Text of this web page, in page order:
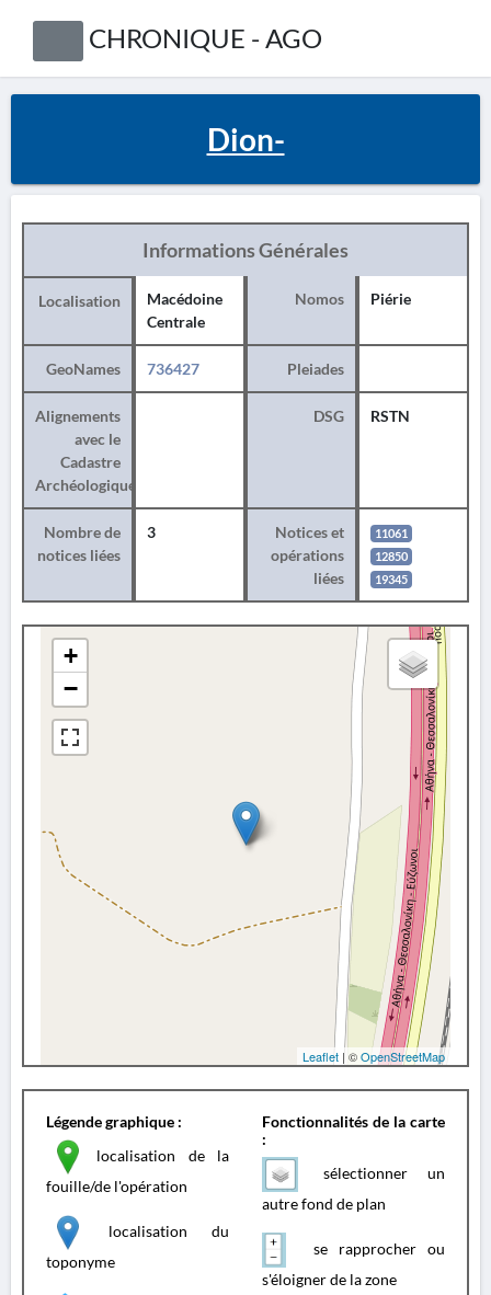
CHRONIQUE - AGO
Dion-
Informations Générales
Localisation
Macédoine
Centrale
Nomos Piérie
GeoNames 736427 Pleiades
Alignements
avec le
Cadastre
Archéologique
DSG RSTN
Nombre de
notices liées
3
Notices et
opérations
liées
11061
12850
19345
+
−
Leaflet | ©OpenStreetMap
Légende graphique :
localisation de la
fouille/de l'opération
localisation du
toponyme
Fonctionnalités de la carte
:
sélectionner un
autre fond de plan
se rapprocher ou
s'éloigner de la zone